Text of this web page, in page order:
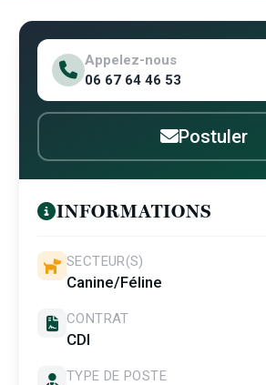
Appelez-nous
06 67 64 46 53
Postuler
INFORMATIONS
SECTEUR(S)
Canine/Féline
CONTRAT
CDI
TYPE DE POSTE